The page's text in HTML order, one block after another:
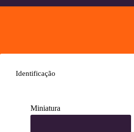
Identificação
Miniatura